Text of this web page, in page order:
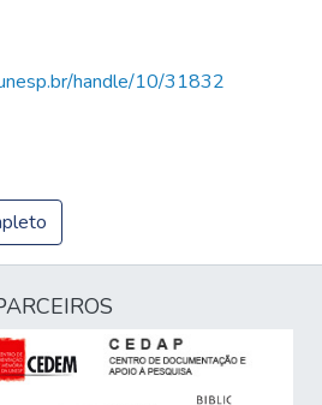
handle/10/31832